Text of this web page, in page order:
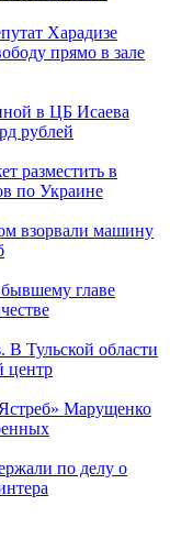
Харадизе
прямо в зале
в ЦБ Исаева
рублей
разместить в
по Украине
взорвали машину
главе
В Тульской области
центр
Марущенко
по делу о